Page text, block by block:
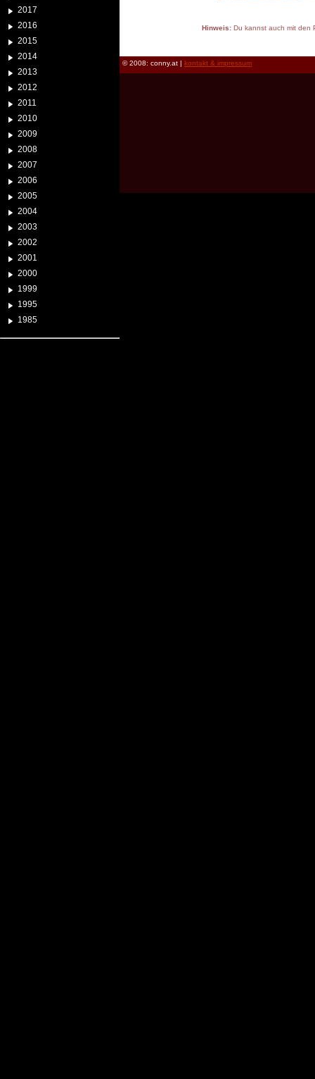
2017
2016
2015
2014
2013
2012
2011
2010
2009
2008
2007
2006
2005
2004
2003
2002
2001
2000
1999
1995
1985
Hinweis:Du kannst auch mit den
© 2008: conny.at | kontakt & impressum